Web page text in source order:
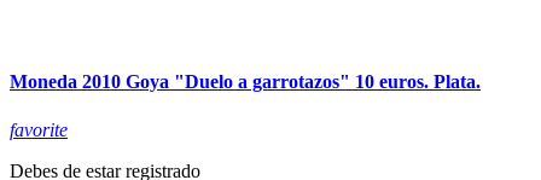
Moneda 2010 Goya "Duelo a garrotazos" 10 euros. Plata.
favorite
Debes de estar registrado